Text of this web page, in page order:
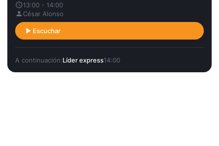
13:00 - 14:00
César Alonso
Escuchar
A continuación:Líder express14:00